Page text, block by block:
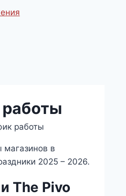
работы
магазинов в
2025 – 2026.
The Pivo